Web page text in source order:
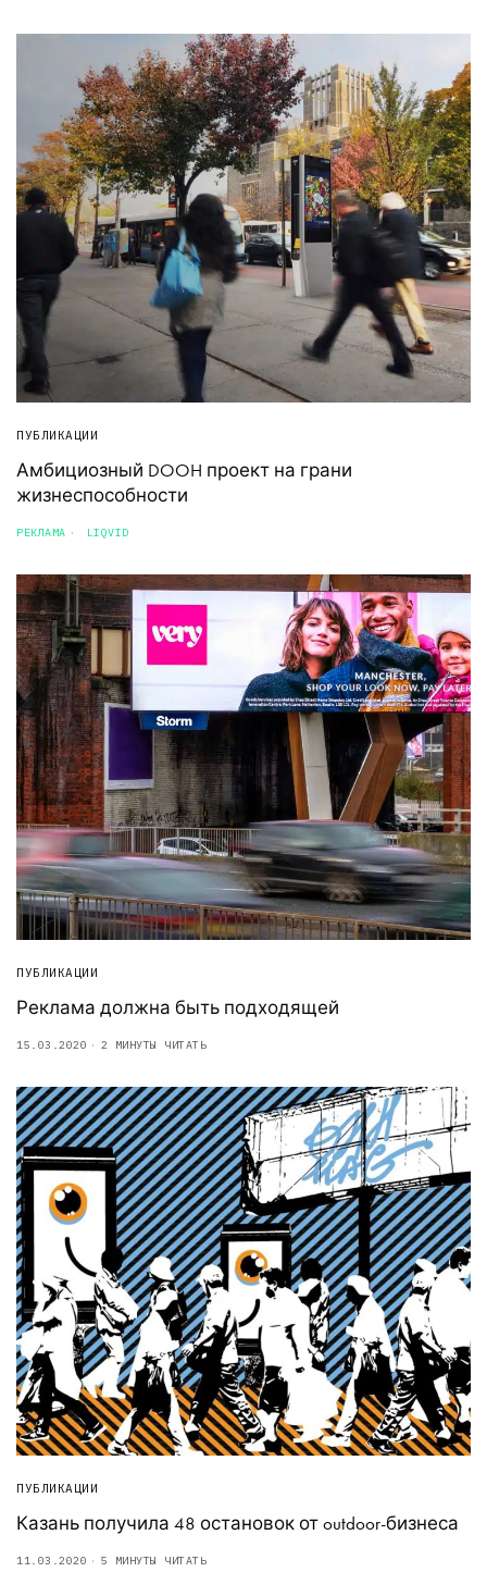
ПУБЛИКАЦИИ
Амбициозный DOOH проект на грани
жизнеспособности
РЕКЛАМА LIQVID
ПУБЛИКАЦИИ
Реклама должна быть подходящей
15.03.2020 2 МИНУТЫ ЧИТАТЬ
ПУБЛИКАЦИИ
Казань получила 48 остановок от outdoor-бизнеса
11.03.2020 5 МИНУТЫ ЧИТАТЬ